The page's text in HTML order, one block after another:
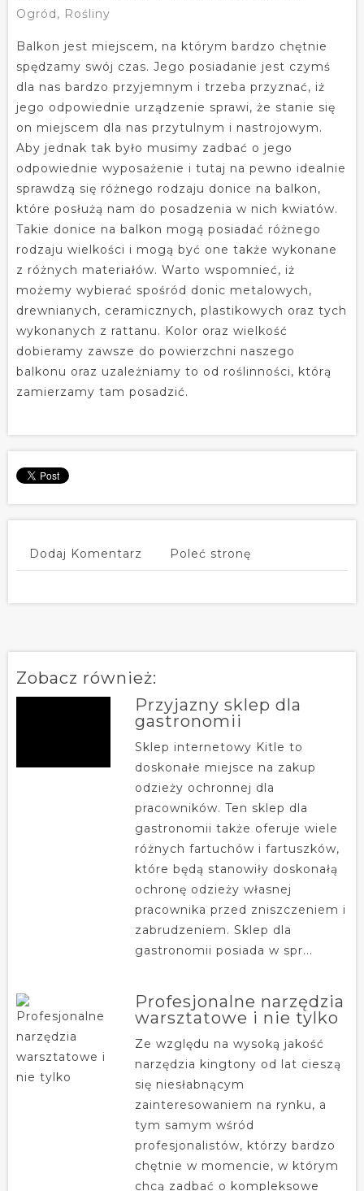
Ogród, Rośliny
Balkon jest miejscem, na którym bardzo chętnie
spędzamy swój czas. Jego posiadanie jest czymś
dla nas bardzo przyjemnym i trzeba przyznać, iż
jego odpowiednie urządzenie sprawi, że stanie się
on miejscem dla nas przytulnym i nastrojowym.
Aby jednak tak było musimy zadbać o jego
odpowiednie wyposażenie i tutaj na pewno idealnie
sprawdzą się różnego rodzaju donice na balkon,
które posłużą nam do posadzenia w nich kwiatów.
Takie donice na balkon mogą posiadać różnego
rodzaju wielkości i mogą być one także wykonane
z różnych materiałów. Warto wspomnieć, iż
możemy wybierać spośród donic metalowych,
drewnianych, ceramicznych, plastikowych oraz tych
wykonanych z rattanu. Kolor oraz wielkość
dobieramy zawsze do powierzchni naszego
balkonu oraz uzależniamy to od roślinności, którą
zamierzamy tam posadzić.
Dodaj Komentarz Poleć stronę
Zobacz również:
Przyjazny sklep dla
gastronomii
Sklep internetowy Kitle to
doskonałe miejsce na zakup
odzieży ochronnej dla
pracowników. Ten sklep dla
gastronomii także oferuje wiele
różnych fartuchów i fartuszków,
które będą stanowiły doskonałą
ochronę odzieży własnej
pracownika przed zniszczeniem i
zabrudzeniem. Sklep dla
gastronomii posiada w spr...
Profesjonalne narzędzia
warsztatowe i nie tylko
Ze względu na wysoką jakość
narzędzia kingtony od lat cieszą
się niesłabnącym
zainteresowaniem na rynku, a
tym samym wśród
profesjonalistów, którzy bardzo
chętnie w momencie, w którym
chcą zadbać o kompleksowe